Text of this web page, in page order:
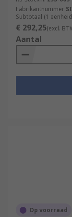
Fabrikantnummer
Subtotaal (1
€ 292,25(excl.
Aantal
Op voorraad